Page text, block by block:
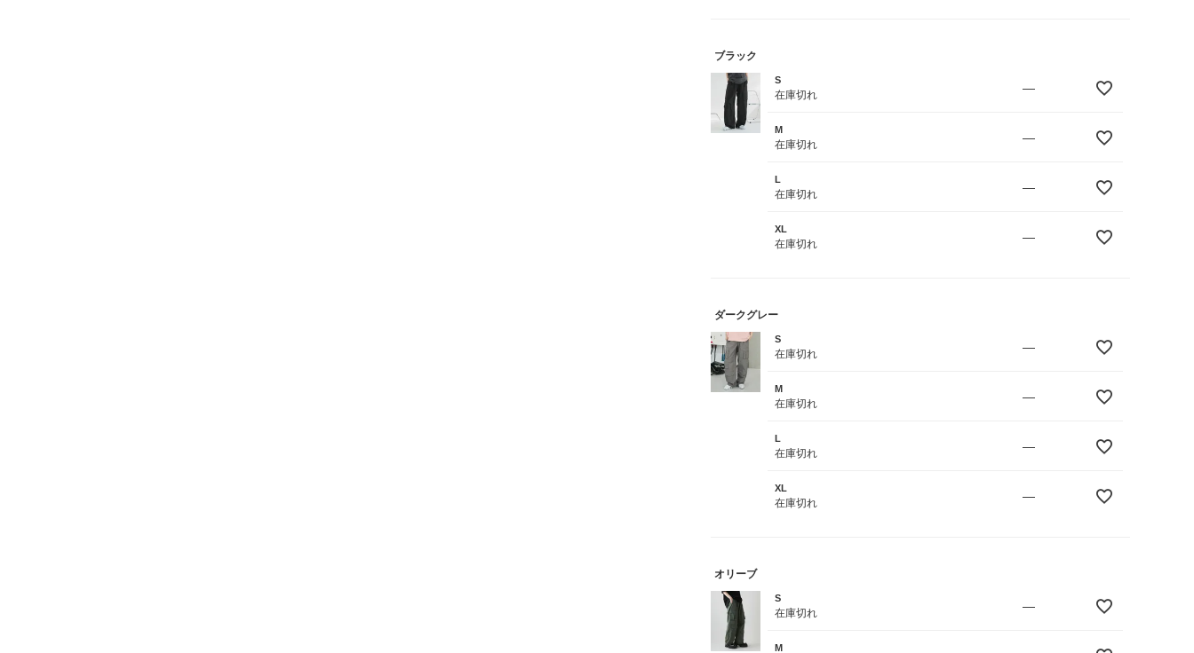
ブラック
S
在庫切れ
—
M
在庫切れ
—
L
在庫切れ
—
XL
在庫切れ
—
ダークグレー
S
在庫切れ
—
M
在庫切れ
—
L
在庫切れ
—
XL
在庫切れ
—
オリーブ
S
在庫切れ
—
M